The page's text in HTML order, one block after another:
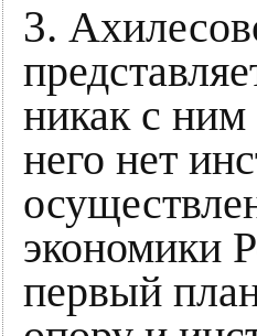
3.
никак с ним
него нет
экономики
первый